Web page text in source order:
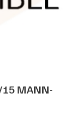
15 MANN-